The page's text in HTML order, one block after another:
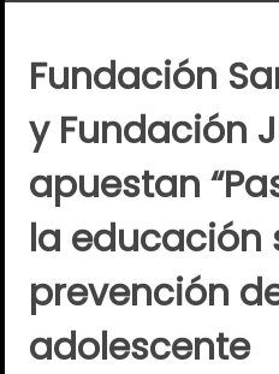
Fundación
y Fundación
apuestan
la educación
prevención
adolescente